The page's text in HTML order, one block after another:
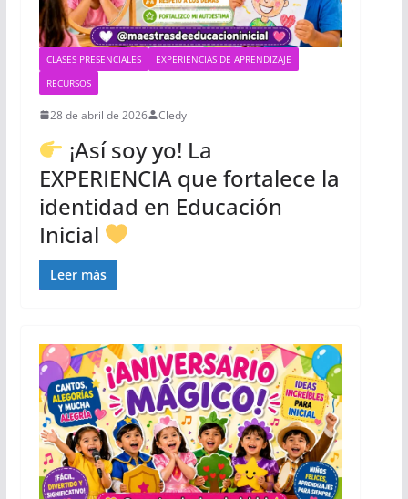
CLASES PRESENCIALES
EXPERIENCIAS DE APRENDIZAJE
RECURSOS
28 de abril de 2026 Cledy
¡Así soy yo! La
EXPERIENCIA que fortalece la
identidad en Educación
Inicial
Leer más